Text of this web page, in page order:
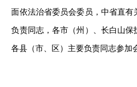
面依法治省委员会委员，中省直
负责同志，各市（州）、长白山保
各县（市、区）主要负责同志参加